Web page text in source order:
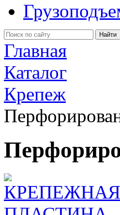
Главная
Каталог
Крепеж